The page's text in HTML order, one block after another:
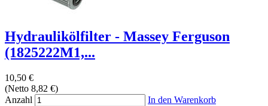
Hydraulikölfilter - Massey Ferguson
(1825222M1,...
10,50 €
(Netto 8,82 €)
Anzahl
In den Warenkorb